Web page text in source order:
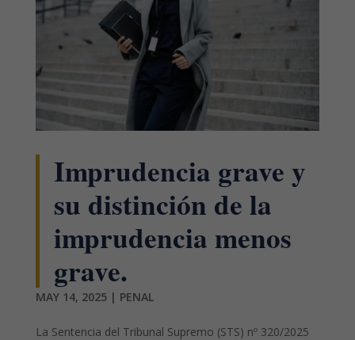
Imprudencia grave y
su distinción de la
imprudencia menos
grave.
MAY 14, 2025| PENAL
La Sentencia del Tribunal Supremo (STS) nº 320/2025